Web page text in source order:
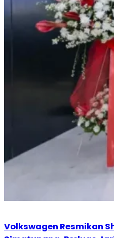
Volkswagen Resmikan